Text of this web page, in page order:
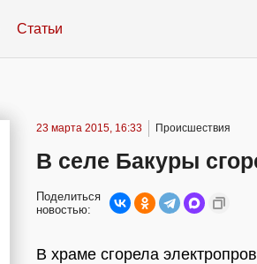
Статьи
23 марта 2015, 16:33 Происшествия
В селе Бакуры
Поделиться
новостью:
В храме сгорела